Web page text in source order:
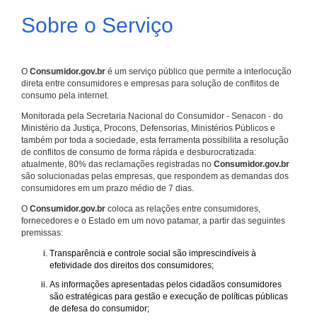
Sobre o Serviço
O Consumidor.gov.br é um serviço público que permite a interlocução
direta entre consumidores e empresas para solução de conflitos de
consumo pela internet.
Monitorada pela Secretaria Nacional do Consumidor - Senacon - do
Ministério da Justiça, Procons, Defensorias, Ministérios Públicos e
também por toda a sociedade, esta ferramenta possibilita a resolução
de conflitos de consumo de forma rápida e desburocratizada:
atualmente, 80% das reclamações registradas no Consumidor.gov.br
são solucionadas pelas empresas, que respondem as demandas dos
consumidores em um prazo médio de 7 dias.
O Consumidor.gov.br coloca as relações entre consumidores,
fornecedores e o Estado em um novo patamar, a partir das seguintes
premissas:
Transparência e controle social são imprescindíveis à
efetividade dos direitos dos consumidores;
As informações apresentadas pelos cidadãos consumidores
são estratégicas para gestão e execução de políticas públicas
de defesa do consumidor;